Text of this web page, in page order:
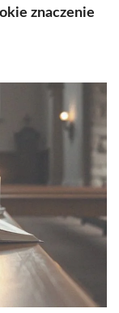
znaczenie